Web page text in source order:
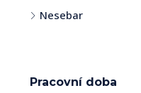
Nesebar
Pracovní doba